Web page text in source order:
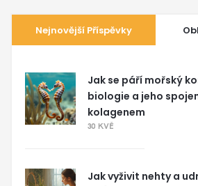
Nejnovější Příspěvky
Jak se páří mořský
biologie a jeho
kolagenem
30 KVĚ
Jak vyživit nehty a